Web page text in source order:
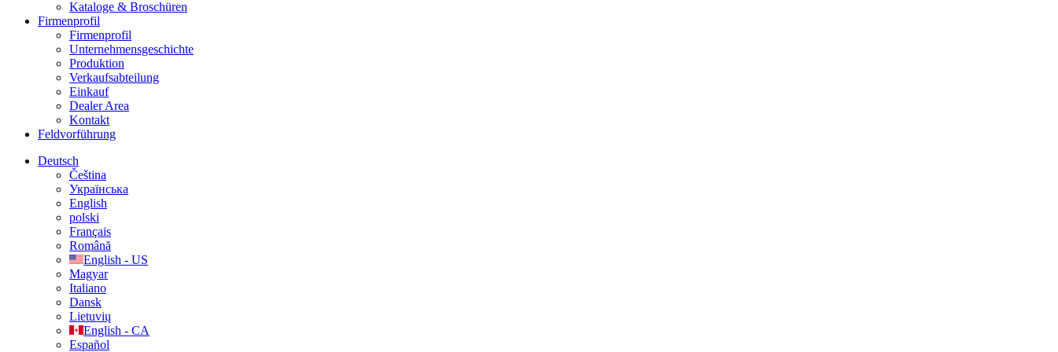
Kataloge & Broschüren
Firmenprofil
Firmenprofil
Unternehmensgeschichte
Produktion
Verkaufsabteilung
Einkauf
Dealer Area
Kontakt
Feldvorführung
Deutsch
Čeština
Українська
English
polski
Français
Română
English - US
Magyar
Italiano
Dansk
Lietuvių
English - CA
Español